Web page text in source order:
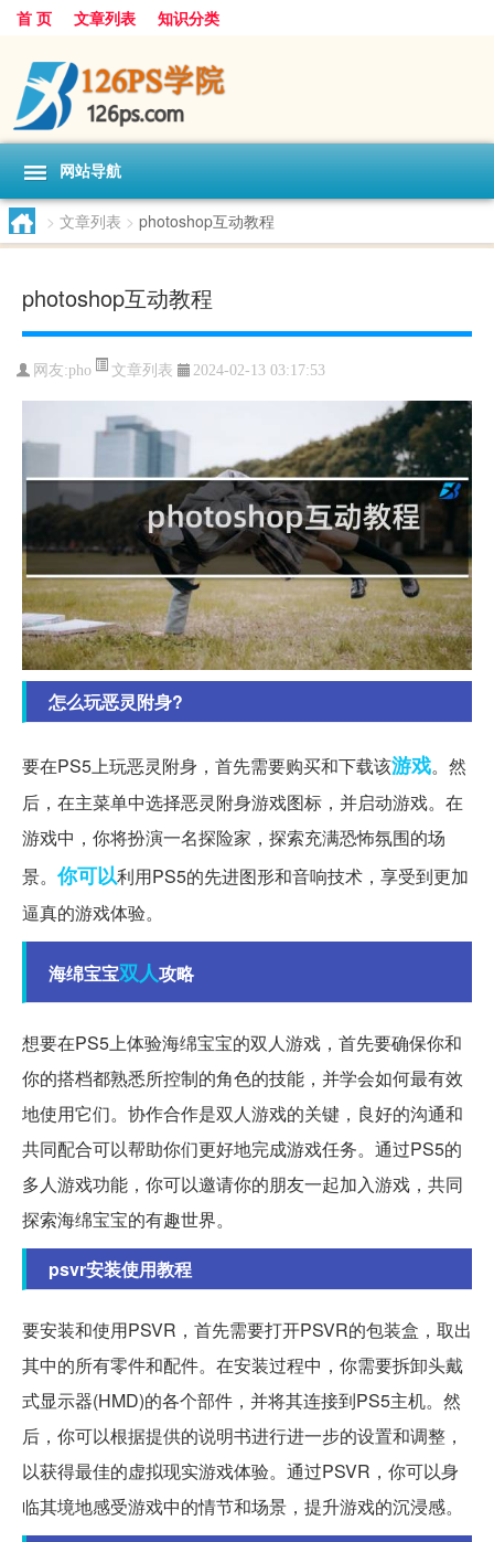
首 页 文章列表 知识分类
网站导航
> 文章列表 > photoshop互动教程
photoshop互动教程
网友:pho 文章列表 2024-02-13 03:17:53
怎么玩恶灵附身?
要在PS5上玩恶灵附身，首先需要购买和下载该游戏。然
后，在主菜单中选择恶灵附身游戏图标，并启动游戏。在
游戏中，你将扮演一名探险家，探索充满恐怖氛围的场
景。你可以利用PS5的先进图形和音响技术，享受到更加
逼真的游戏体验。
海绵宝宝双人攻略
想要在PS5上体验海绵宝宝的双人游戏，首先要确保你和
你的搭档都熟悉所控制的角色的技能，并学会如何最有效
地使用它们。协作合作是双人游戏的关键，良好的沟通和
共同配合可以帮助你们更好地完成游戏任务。通过PS5的
多人游戏功能，你可以邀请你的朋友一起加入游戏，共同
探索海绵宝宝的有趣世界。
psvr安装使用教程
要安装和使用PSVR，首先需要打开PSVR的包装盒，取出
其中的所有零件和配件。在安装过程中，你需要拆卸头戴
式显示器(HMD)的各个部件，并将其连接到PS5主机。然
后，你可以根据提供的说明书进行进一步的设置和调整，
以获得最佳的虚拟现实游戏体验。通过PSVR，你可以身
临其境地感受游戏中的情节和场景，提升游戏的沉浸感。